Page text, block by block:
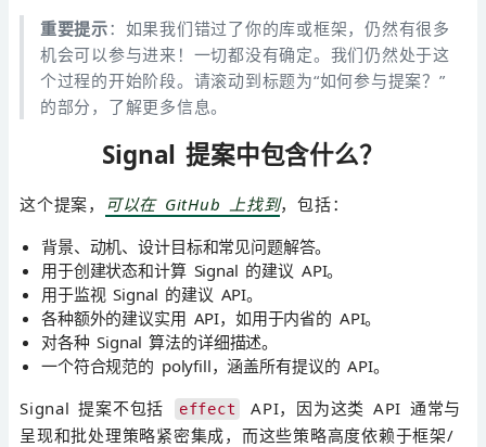
重要提示：如果我们错过了你的库或框架，仍然有很多
机会可以参与进来！一切都没有确定。我们仍然处于这
个过程的开始阶段。请滚动到标题为“如何参与提案？”
的部分，了解更多信息。
Signal 提案中包含什么？
这个提案， 可以在 GitHub 上找到，包括：
背景、动机、设计目标和常见问题解答。
用于创建状态和计算 Signal 的建议 API。
用于监视 Signal 的建议 API。
各种额外的建议实用 API，如用于内省的 API。
对各种 Signal 算法的详细描述。
一个符合规范的 polyfill，涵盖所有提议的 API。
Signal 提案不包括
effect
API，因为这类 API 通常与
呈现和批处理策略紧密集成，而这些策略高度依赖于框架/